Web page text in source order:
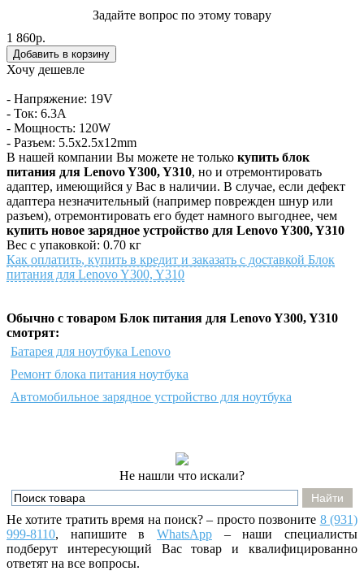
Задайте вопрос по этому товару
1 860р.
Хочу дешевле
- Напряжение: 19V
- Ток: 6.3A
- Мощность: 120W
- Разъем: 5.5x2.5x12mm
В нашей компании Вы можете не только купить блок
питания для Lenovo Y300, Y310, но и отремонтировать
адаптер, имеющийся у Вас в наличии. В случае, если дефект
адаптера незначительный (например поврежден шнур или
разъем), отремонтировать его будет намного выгоднее, чем
купить новое зарядное устройство для Lenovo Y300, Y310
Вес с упаковкой: 0.70 кг
Как оплатить, купить в кредит и заказать с доставкой Блок
питания для Lenovo Y300, Y310
Обычно с товаром Блок питания для Lenovo Y300, Y310
смотрят:
Батарея для ноутбука Lenovo
Ремонт блока питания ноутбука
Автомобильное зарядное устройство для ноутбука
Не нашли что искали?
Не хотите тратить время на поиск? – просто позвоните 8 (931)
999-8110, напишитевWhatsApp – наши специалисты
подберут интересующий Вас товар и квалифицированно
ответят на все вопросы.